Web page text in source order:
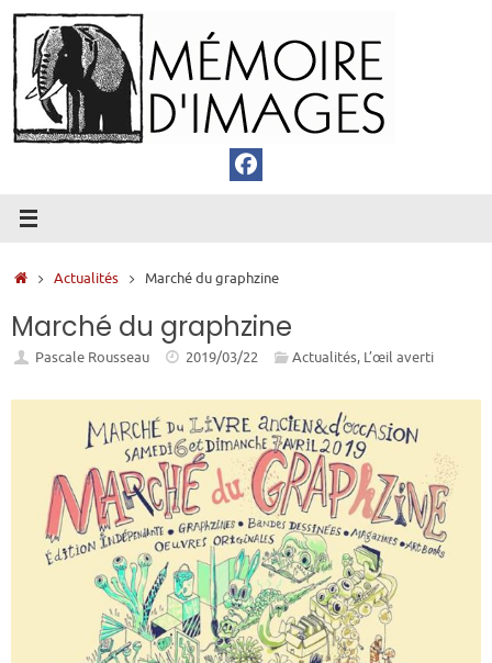
Passer
au
contenu
Accueil
Actualités Marché du graphzine
Marché du graphzine
Pascale Rousseau 2019/03/22 Actualités, L’œil averti